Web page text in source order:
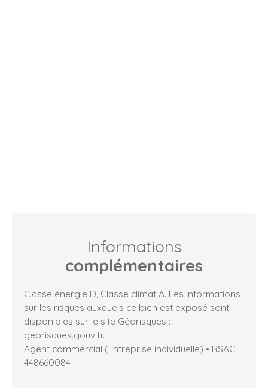
Informations
complémentaires
Classe énergie D, Classe climat A. Les informations
sur les risques auxquels ce bien est exposé sont
disponibles sur le site Géorisques :
georisques.gouv.fr.
Agent commercial (Entreprise individuelle) • RSAC
448660084